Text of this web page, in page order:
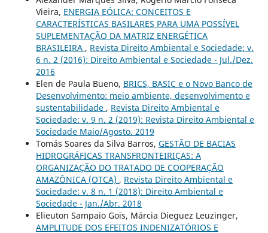
Vieira, ENERGIA EÓLICA: CONCEITOS E
CARACTERÍSTICAS BASILARES PARA UMA POSSÍVEL
SUPLEMENTAÇÃO DA MATRIZ ENERGÉTICA
BRASILEIRA , Revista Direito Ambiental e Sociedade: v.
6 n. 2 (2016): Direito Ambiental e Sociedade - Jul./Dez.
2016
Elen de Paula Bueno, BRICS, BASIC e o Novo Banco de
Desenvolvimento: meio ambiente, desenvolvimento e
sustentabilidade , Revista Direito Ambiental e
Sociedade: v. 9 n. 2 (2019): Revista Direito Ambiental e
Sociedade Maio/Agosto. 2019
Tomás Soares da Silva Barros, GESTÃO DE BACIAS
HIDROGRÁFICAS TRANSFRONTEIRIÇAS: A
ORGANIZAÇÃO DO TRATADO DE COOPERAÇÃO
AMAZÔNICA (OTCA) , Revista Direito Ambiental e
Sociedade: v. 8 n. 1 (2018): Direito Ambiental e
Sociedade - Jan./Abr. 2018
Elieuton Sampaio Gois, Márcia Dieguez Leuzinger,
AMPLITUDE DOS EFEITOS INDENIZATÓRIOS E